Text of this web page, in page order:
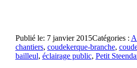
Publié le: 7 janvier 2015Catégories :
chantiers, coudekerque-branche,
bailleul, éclairage public, Petit